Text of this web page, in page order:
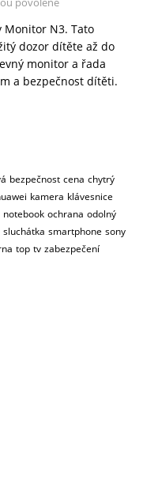
Monitor N3. Tato
dozor dítěte až do
monitor a řada
a bezpečnost dítěti.
bezpečnost cena chytrý
kamera klávesnice
notebook ochrana odolný
sluchátka smartphone sony
top tv zabezpečení